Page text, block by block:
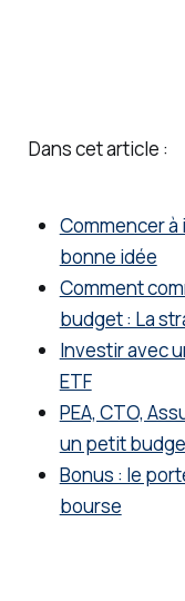
Dans cet article :
Commencer
bonne idée
Comment
budget : La
Investir avec
ETF
PEA, CTO,
un petit
Bonus : le
bourse
s) pour
et faire
fructifi
er votre
capital.